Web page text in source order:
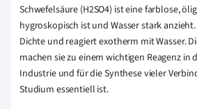
Schwefelsäure (H2SO4) ist eine farblose,
hygroskopisch ist und Wasser stark
Dichte und reagiert exotherm mit Wasser.
machen sie zu einem wichtigen Reagenz in
Industrie und für die Synthese vieler
Studium essentiell ist.